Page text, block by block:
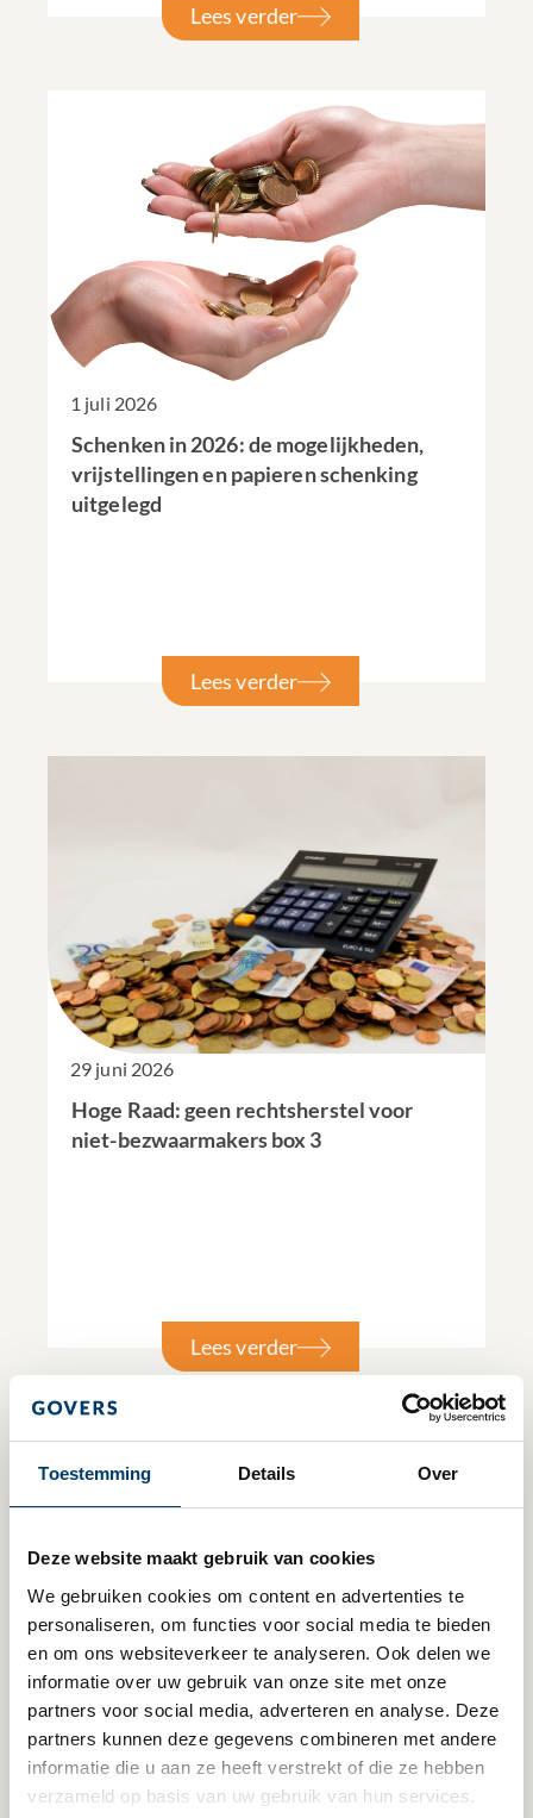
Toestemming Details Over
Deze website maakt gebruik van cookies
We gebruiken cookies om content en advertenties te
personaliseren, om functies voor social media te bieden
en om ons websiteverkeer te analyseren. Ook delen we
informatie over uw gebruik van onze site met onze
partners voor social media, adverteren en analyse. Deze
partners kunnen deze gegevens combineren met andere
informatie die u aan ze heeft verstrekt of die ze hebben
verzameld op basis van uw gebruik van hun services.
Lees verder
1 juli 2026
Schenken in 2026: de mogelijkheden,
vrijstellingen en papieren schenking
uitgelegd
Lees verder
29 juni 2026
Hoge Raad: geen rechtsherstel voor
niet-bezwaarmakers box 3
Lees verder
29 juni 2026
Evaluatie van de WKR door SEO